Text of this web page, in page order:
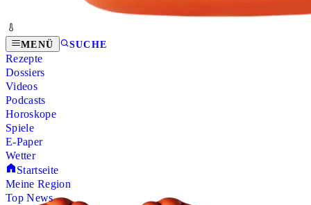
MENÜ SUCHE
Rezepte
Dossiers
Videos
Podcasts
Horoskope
Spiele
E-Paper
Wetter
Startseite
Meine Region
Top News